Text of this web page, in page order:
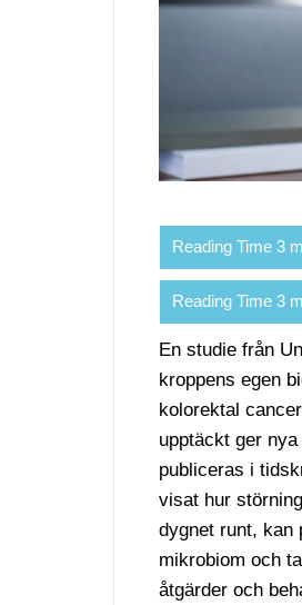
En studie från
kroppens egen
kolorektal
upptäckt ger
publiceras i
visat hur
dygnet runt, kan
mikrobiom och
åtgärder och